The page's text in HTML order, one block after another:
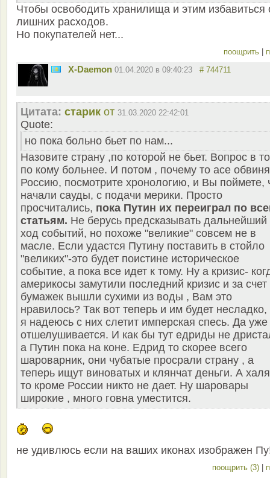
Чтобы освободить хранилища и этим избавиться
лишних расходов.
Но покупателей нет...
поощрить
X-Daemon 01.04.2020 в 09:40:23 # 744711
Цитата: старик от 31.03.2020 22:42:01
Quote:
но пока больно бьет по нам...
Назовите страну ,по которой не бьет. Вопрос в
по кому больнее. И потом , почему то асе
Россию, посмотрите хронологию, и Вы поймете,
начали сауды, с подачи мерики. Просто
просчитались, пока Путин их переиграл по
статьям. Не берусь предсказывать дальнейший
ход событий, но похоже "великие" совсем не в
масле. Если удастся Путину поставить в стойло
"великих"-это будет поистине историческое
событие, а пока все идет к тому. Ну а кризис-
америкосы замутили последний кризис и за счет
бумажек вышли сухими из воды , Вам это
нравилось? Так вот теперь и им будет несладко,
я надеюсь с них слетит имперская спесь. Да уже
отшелушивается. И как бы тут едриды не
а Путин пока на коне. Едрид то скорее всего
шароварник, они чубатые просрали страну , а
теперь ищут виноватых и клянчат деньги. А
то кроме России никто не дает. Ну шаровары
широкие , много говна уместится.
не удивлюсь если на ваших иконах изображен
поощрить (3)